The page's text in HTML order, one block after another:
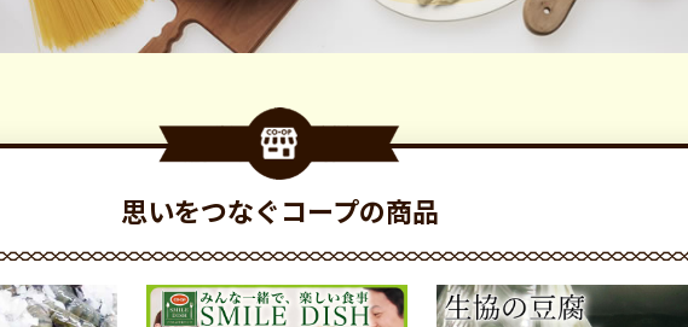
思いをつなぐコープの商品